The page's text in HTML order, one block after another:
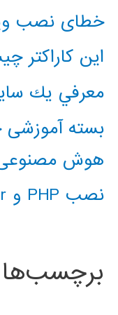
خطای نصب
این کاراکتر
معرفي يك
بسته
هوش
نصب PHP و composer در ویندوز 10
برچسب‌ها